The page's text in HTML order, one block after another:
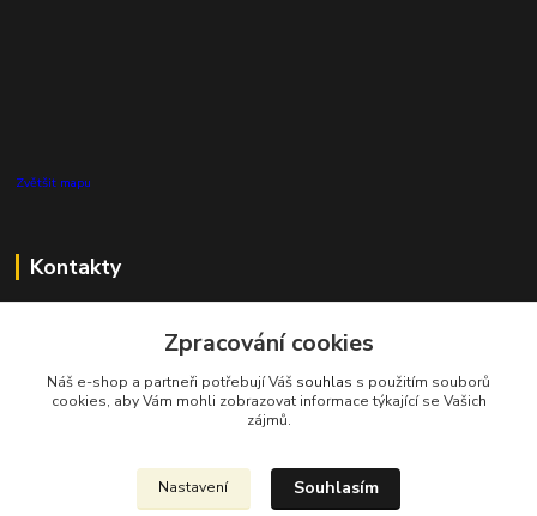
Zvětšit mapu
Kontakty
+420 727 808 115
info@proecosystem.cz
Zpracování cookies
Náš e-shop a partneři potřebují Váš souhlas s použitím souborů
cookies, aby Vám mohli zobrazovat informace týkající se Vašich
zájmů.
Nastavení Souhlasím